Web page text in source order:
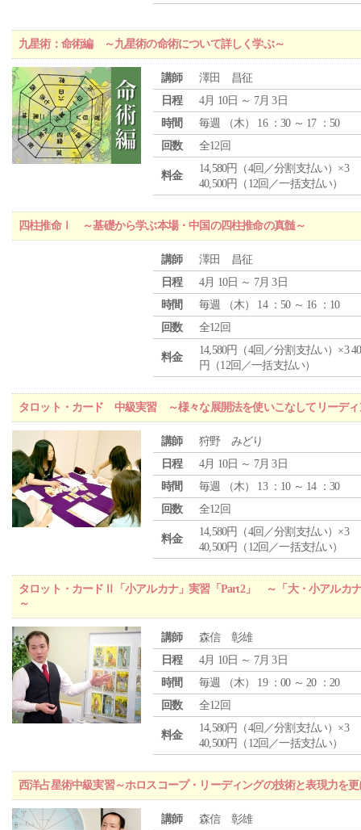
九星術：命術編 ～九星術の命術について詳しく学ぶ～
講師
澤田 昌征
日程
4月 10日 ～ 7月 3日
時間
毎週 （木） 16 ：30 ～ 17 ：50
回数
全12回
料金
14,580円（4回／分割支払い）×3
40,500円（12回／一括支払い）
四柱推命Ⅰ ～基礎から学ぶ本場・中国の四柱推命の真髄～
講師
澤田 昌征
日程
4月 10日 ～ 7月 3日
時間
毎週 （木） 14 ：50 ～ 16 ：10
回数
全12回
料金
14,580円（4回／分割支払い）×3
円（12回／一括支払い）
タロット・カード 中級実習 ～様々な展開法を使いこなしてリーディ
講師
狩野 みどり
日程
4月 10日 ～ 7月 3日
時間
毎週 （木） 13 ：10 ～ 14 ：30
回数
全12回
料金
14,580円（4回／分割支払い）×3
40,500円（12回／一括支払い）
タロット・カードⅡ「小アルカナ」実習「Part2」 ～「大・小アルカ
～
講師
森信 彰雄
日程
4月 10日 ～ 7月 3日
時間
毎週 （木） 19 ：00 ～ 20 ：20
回数
全12回
料金
14,580円（4回／分割支払い）×3
40,500円（12回／一括支払い）
西洋占星術中級実習～ホロスコープ・リーディングの技術と表現力を
講師
森信 彰雄